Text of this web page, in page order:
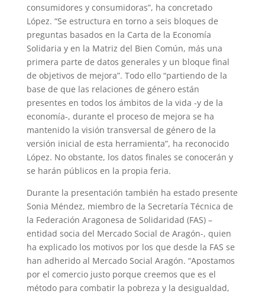
consumidores y consumidoras”, ha concretado
López. “Se estructura en torno a seis bloques de
preguntas basados en la Carta de la Economía
Solidaria y en la Matriz del Bien Común, más una
primera parte de datos generales y un bloque final
de objetivos de mejora”. Todo ello “partiendo de la
base de que las relaciones de género están
presentes en todos los ámbitos de la vida -y de la
economía-, durante el proceso de mejora se ha
mantenido la visión transversal de género de la
versión inicial de esta herramienta”, ha reconocido
López. No obstante, los datos finales se conocerán y
se harán públicos en la propia feria.
Durante la presentación también ha estado presente
Sonia Méndez, miembro de la Secretaría Técnica de
la Federación Aragonesa de Solidaridad (FAS) –
entidad socia del Mercado Social de Aragón-, quien
ha explicado los motivos por los que desde la FAS se
han adherido al Mercado Social Aragón. “Apostamos
por el comercio justo porque creemos que es el
método para combatir la pobreza y la desigualdad,